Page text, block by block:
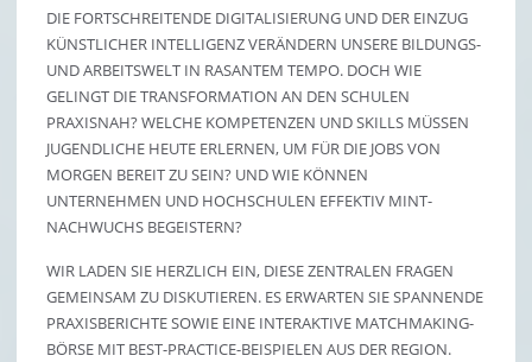
DIE FORTSCHREITENDE DIGITALISIERUNG UND DER EINZUG
KÜNSTLICHER INTELLIGENZ VERÄNDERN UNSERE BILDUNGS-
UND ARBEITSWELT IN RASANTEM TEMPO. DOCH WIE
GELINGT DIE TRANSFORMATION AN DEN SCHULEN
PRAXISNAH? WELCHE KOMPETENZEN UND SKILLS MÜSSEN
JUGENDLICHE HEUTE ERLERNEN, UM FÜR DIE JOBS VON
MORGEN BEREIT ZU SEIN? UND WIE KÖNNEN
UNTERNEHMEN UND HOCHSCHULEN EFFEKTIV MINT-
NACHWUCHS BEGEISTERN?
WIR LADEN SIE HERZLICH EIN, DIESE ZENTRALEN FRAGEN
GEMEINSAM ZU DISKUTIEREN. ES ERWARTEN SIE SPANNENDE
PRAXISBERICHTE SOWIE EINE INTERAKTIVE MATCHMAKING-
BÖRSE MIT BEST-PRACTICE-BEISPIELEN AUS DER REGION.